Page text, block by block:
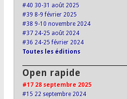
#40 30-31 août 2025
#39 8-9 février 2025
#38 9-10 novembre 2024
#37 24-25 août 2024
#36 24-25 février 2024
Toutes les éditions
Open rapide
#17 28 septembre 2025
#15 22 septembre 2024